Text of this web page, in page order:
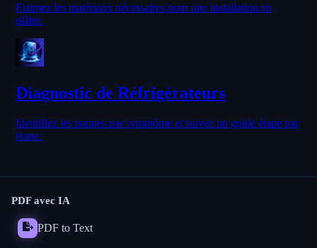
Estimez les matériaux nécessaires pour une installation en
plâtre.
Diagnostic de Réfrigérateurs
Identifiez les pannes par symptôme et suivez un guide étape par
étape.
PDF avec IA
PDF to Text